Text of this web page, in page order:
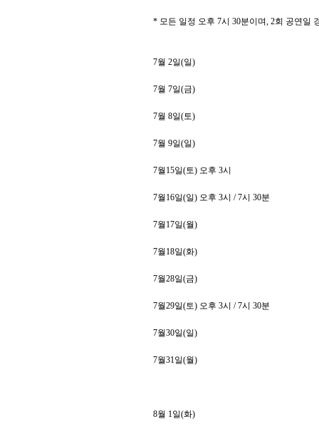
* 모든 일정 오후 7시 30분이며, 2회 공연일
7월 2일(일)
7월 7일(금)
7월 8일(토)
7월 9일(일)
7월 15일(토) 오후 3시
7월 16일(일) 오후 3시 / 7시 30분
7월 17일(월)
7월 18일(화)
7월28일(금)
7월29일(토) 오후 3시 / 7시 30분
7월30일(일)
7월31일(월)
8월 1일(화)